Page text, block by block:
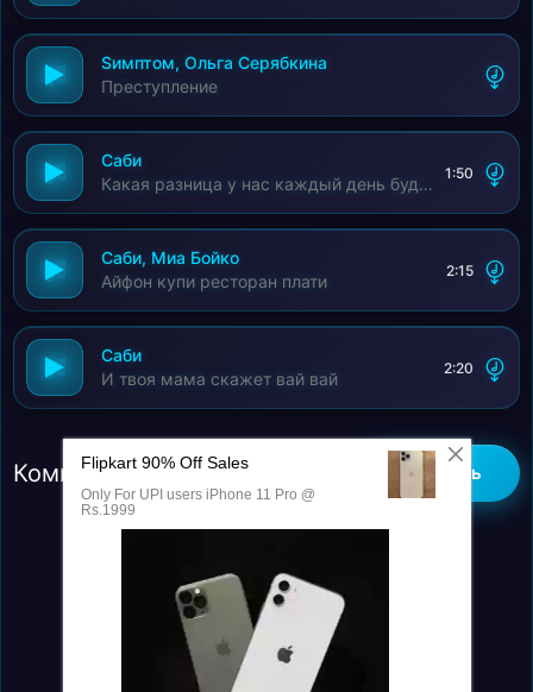
Sимптом, Ольга Серябкина
Преступление
Саби
Какая разница у нас каждый день будто пятница
1:50
Саби, Миа Бойко
Айфон купи ресторан плати
2:15
Саби
И твоя мама скажет вай вай
2:20
Комментарии (0) Добавить